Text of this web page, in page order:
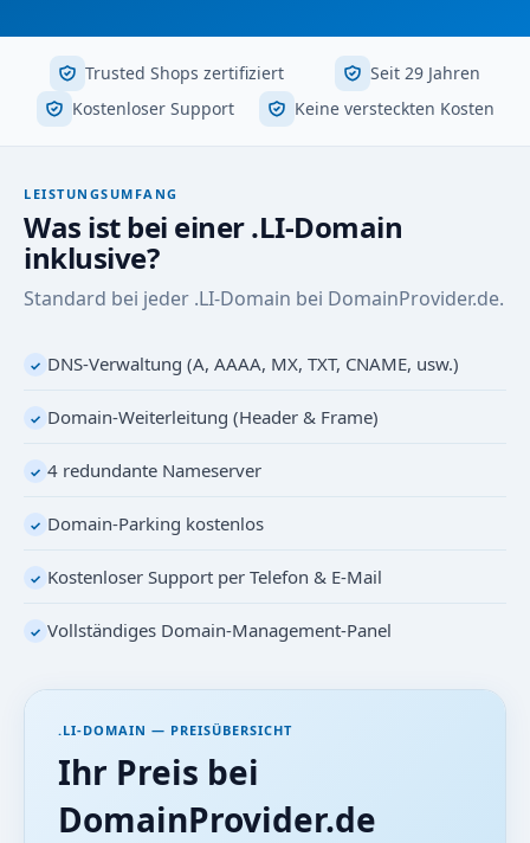
Trusted Shops zertifiziert
Seit 29 Jahren
Kostenloser Support
Keine versteckten Kosten
LEISTUNGSUMFANG
Was ist bei einer .LI-Domain
inklusive?
Standard bei jeder .LI-Domain bei DomainProvider.de.
✓ DNS-Verwaltung (A, AAAA, MX, TXT, CNAME, usw.)
✓ Domain-Weiterleitung (Header & Frame)
✓ 4 redundante Nameserver
✓ Domain-Parking kostenlos
✓ Kostenloser Support per Telefon & E-Mail
✓ Vollständiges Domain-Management-Panel
.LI-DOMAIN — PREISÜBERSICHT
Ihr Preis bei
DomainProvider.de